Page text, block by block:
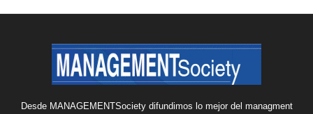
Desde MANAGEMENTSociety difundimos lo mejor del managment